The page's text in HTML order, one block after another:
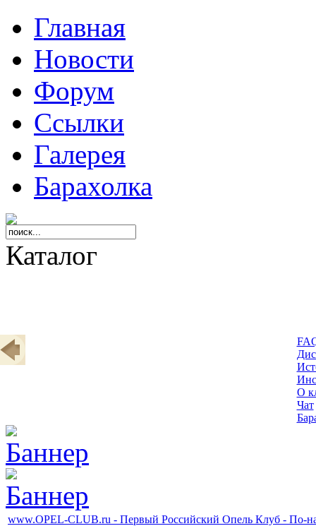
Главная
Новости
Форум
Ссылки
Галерея
Барахолка
Каталог
О
Чат
www.OPEL-CLUB.ru - Первый Российский Опель Клуб - По-